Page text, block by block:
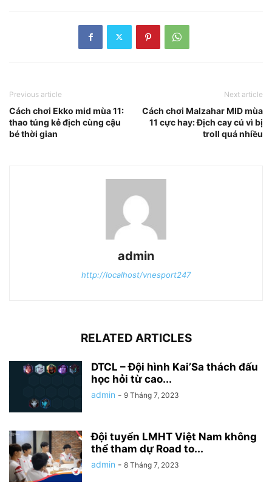
Previous article
Cách chơi Ekko mid mùa 11:
thao túng kẻ địch cùng cậu
bé thời gian
Next article
Cách chơi Malzahar MID mùa
11 cực hay: Địch cay cú vì bị
troll quá nhiều
admin
http://localhost/vnesport247
RELATED ARTICLES
DTCL – Đội hình Kai’Sa thách đấu
học hỏi từ cao...
admin - 9 Tháng 7, 2023
Đội tuyển LMHT Việt Nam không
thể tham dự Road to...
admin - 8 Tháng 7, 2023